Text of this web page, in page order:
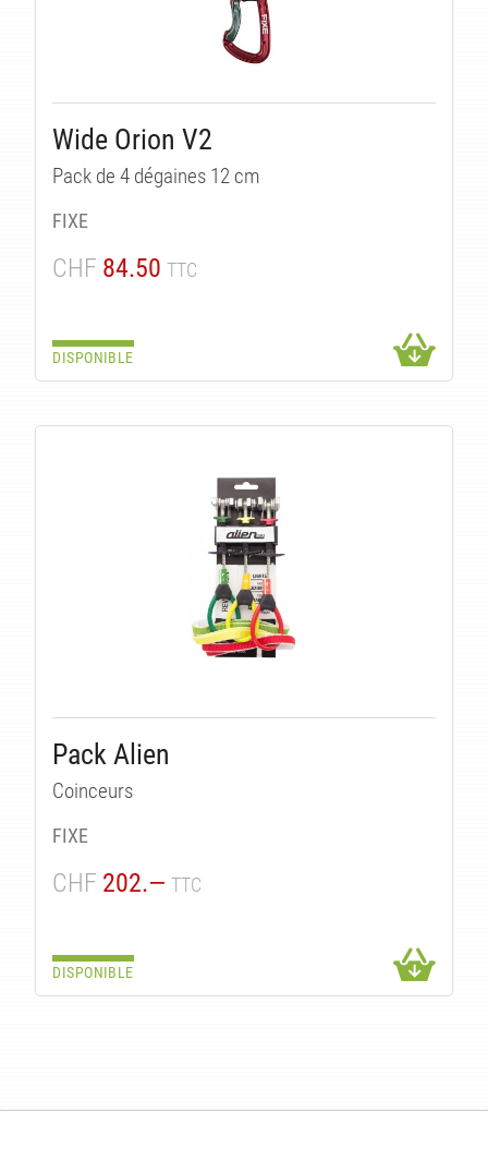
Wide Orion V2
Pack de 4 dégaines 12 cm
FIXE
CHF 84.50 TTC
DISPONIBLE
Pack Alien
Coinceurs
FIXE
CHF 202.— TTC
DISPONIBLE